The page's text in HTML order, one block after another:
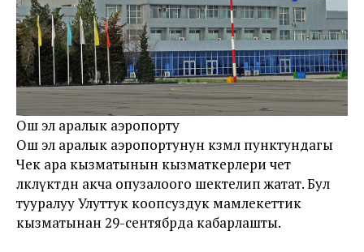
Ош эл аралык аэропорту
Ош эл аралык аэропортунун көзөмөл пунктундагы
Чек ара кызматынын кызматкерлери чет
өлкөлүктөдөн акча опузалоого шектелип жатат. Бул
тууралуу Улуттук коопсуздук мамлекеттик
кызматынан 29-сентябрда кабарлашты.